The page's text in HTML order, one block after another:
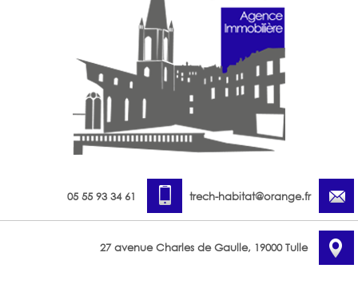
05 55 93 34 61 trech-habitat@orange.fr
27 avenue Charles de Gaulle, 19000 Tulle